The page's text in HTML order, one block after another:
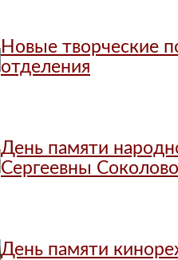
Новые творческие
отделения
День памяти
Сергеевны
День памяти